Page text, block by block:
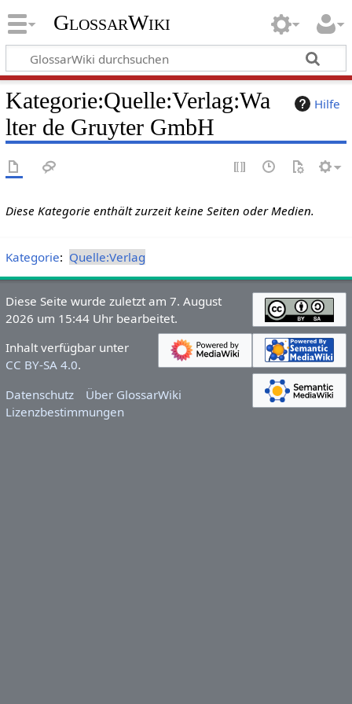
GlossarWiki
Hilfe
Kategorie:Quelle:Verlag:Wa
lter de Gruyter GmbH
Diese Kategorie enthält zurzeit keine Seiten oder Medien.
Kategorie: Quelle:Verlag
Diese Seite wurde zuletzt am 7. August
2026 um 15:44 Uhr bearbeitet.
Inhalt verfügbar unter
CC BY-SA 4.0.
Datenschutz
Über GlossarWiki
Lizenzbestimmungen